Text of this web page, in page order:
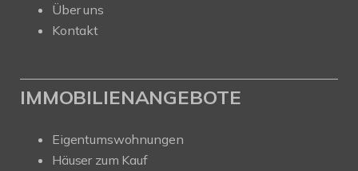
Über uns
Kontakt
IMMOBILIENANGEBOTE
Eigentumswohnungen
Häuser zum Kauf